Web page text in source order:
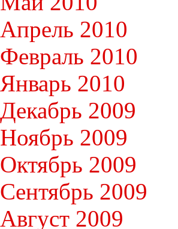
Апрель 2010
Февраль 2010
Январь 2010
Декабрь 2009
Ноябрь 2009
Октябрь 2009
Сентябрь 2009
Август 2009